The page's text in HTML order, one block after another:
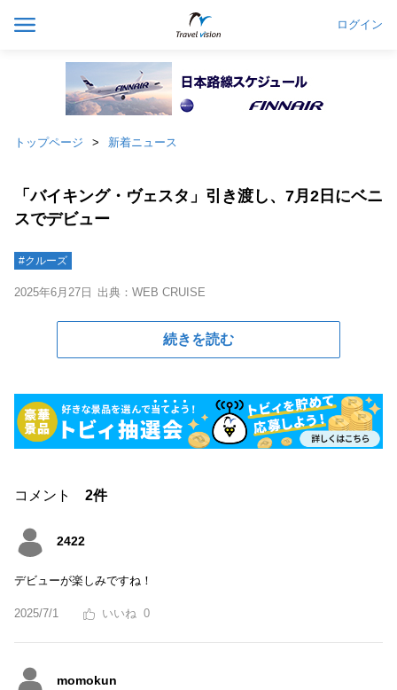
ログイン
トップページ 新着ニュース
「バイキング・ヴェスタ」引き渡し、7月2日にベニ
スでデビュー
#クルーズ
2025年6月27日 出典：WEB CRUISE
続きを読む
コメント 2件
2422
デビューが楽しみですね！
2025/7/1 0
momokun